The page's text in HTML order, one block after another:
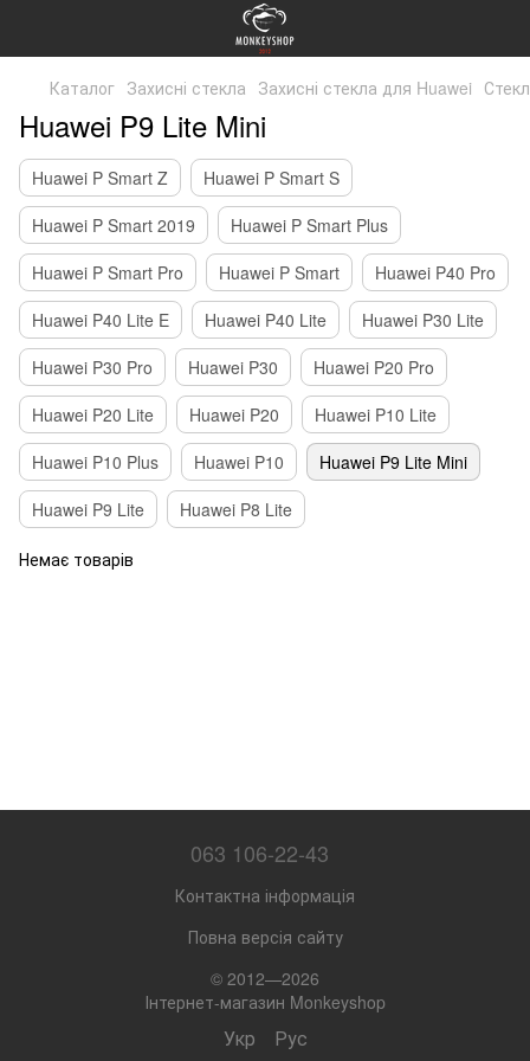
Каталог Захисні стекла Захисні стекла для Huawei
Huawei P9 Lite Mini
Huawei P Smart Z
Huawei P Smart S
Huawei P Smart 2019
Huawei P Smart Plus
Huawei P Smart Pro
Huawei P Smart
Huawei P40 Pro
Huawei P40 Lite E
Huawei P40 Lite
Huawei P30 Lite
Huawei P30 Pro
Huawei P30
Huawei P20 Pro
Huawei P20 Lite
Huawei P20
Huawei P10 Lite
Huawei P10 Plus
Huawei P10
Huawei P9 Lite Mini
Huawei P9 Lite
Huawei P8 Lite
Немає товарів
063 106-22-43
Контактна інформація
Повна версія сайту
© 2012—2026
Інтернет-магазин Monkeyshop
Укр Рус